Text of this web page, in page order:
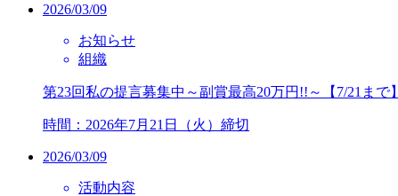
2026/03/09
お知らせ
組織
第23回私の提言募集中～副賞最高20万円!!～【7/21まで】
時間：2026年7月21日（火）締切
2026/03/09
活動内容